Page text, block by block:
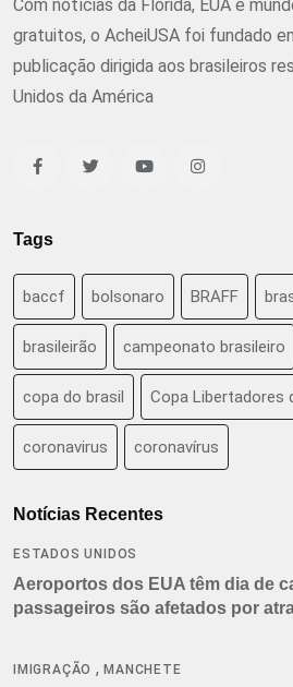
Com notícias da Flórida, EUA e
gratuitos, o AcheiUSA foi fundado
publicação dirigida aos brasileiros
Unidos da América
Tags
baccf bolsonaro BRAFF
brasileirão campeonato brasileiro
copa do brasil Copa Libertadores
coronavirus coronavírus
Notícias Recentes
ESTADOS UNIDOS
Aeroportos dos EUA têm dia de
passageiros são afetados por
IMIGRAÇÃO ,MANCHETE